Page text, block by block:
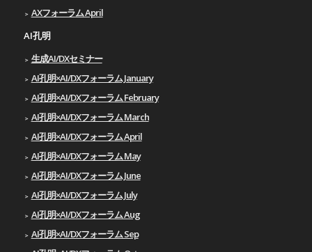
AXフォーラム April
AI孔明
生成AI/DXセミナー
AI孔明×AI/DXフォーラム January
AI孔明×AI/DXフォーラム February
AI孔明×AI/DXフォーラム March
AI孔明×AI/DXフォーラム April
AI孔明×AI/DXフォーラム May
AI孔明×AI/DXフォーラム June
AI孔明×AI/DXフォーラム July
AI孔明×AI/DXフォーラム Aug
AI孔明×AI/DXフォーラム Sep